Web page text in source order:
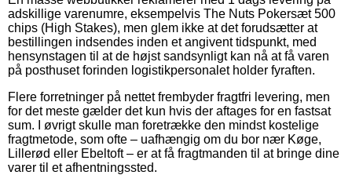
adskillige varenumre, eksempelvis The Nuts Pokersæt 500
chips (High Stakes), men glem ikke at det forudsætter at
bestillingen indsendes inden et angivent tidspunkt, med
hensynstagen til at de højst sandsynligt kan nå at få varen
på posthuset forinden logistikpersonalet holder fyraften.
Flere forretninger på nettet frembyder fragtfri levering, men
for det meste gælder det kun hvis der aftages for en fastsat
sum. I øvrigt skulle man foretrække den mindst kostelige
fragtmetode, som ofte – uafhængig om du bor nær Køge,
Lillerød eller Ebeltoft – er at få fragtmanden til at bringe dine
varer til et afhentningssted.